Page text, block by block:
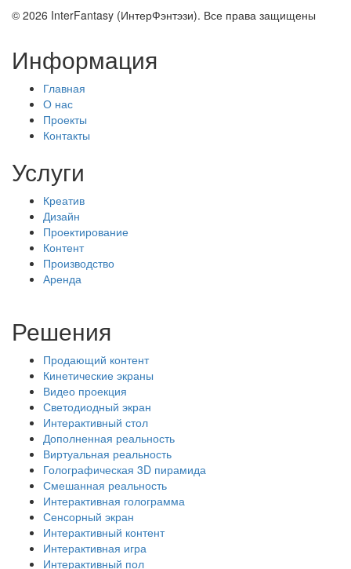
© 2026 InterFantasy (ИнтерФэнтэзи). Все права защищены
Информация
Главная
О нас
Проекты
Контакты
Услуги
Креатив
Дизайн
Проектирование
Контент
Производство
Аренда
Решения
Продающий контент
Кинетические экраны
Видео проекция
Светодиодный экран
Интерактивный стол
Дополненная реальность
Виртуальная реальность
Голографическая 3D пирамида
Смешанная реальность
Интерактивная голограмма
Сенсорный экран
Интерактивный контент
Интерактивная игра
Интерактивный пол